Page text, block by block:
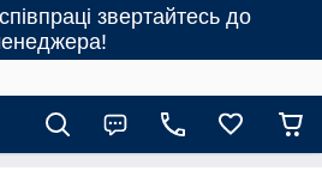
звертайтесь до